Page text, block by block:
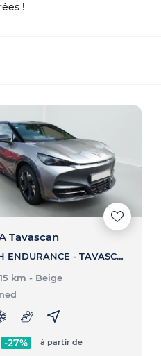
!
Tavascan
77 KWH ENDURANCE - TAVASCAN 77 KWH ENDURANCE
km - Beige
-27% à partir de